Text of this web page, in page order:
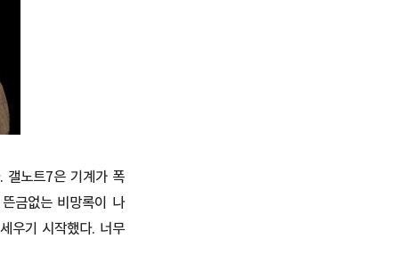
갤노트7은 기계가 폭
금없는 비망록이 나
우기 시작했다. 너무